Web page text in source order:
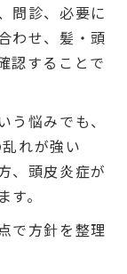
問診、必要に
わせ、髪・頭
認することで
悩みでも、
れが強い
、頭皮炎症が
。
で方針を整理